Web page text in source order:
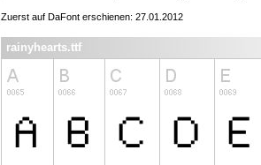
Zuerst auf DaFont erschienen: 27.01.2012
rainyhearts.ttf